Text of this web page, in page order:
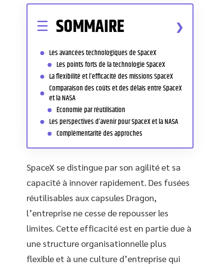
SOMMAIRE
Les avancées technologiques de SpaceX
Les points forts de la technologie SpaceX
La flexibilité et l’efficacité des missions SpaceX
Comparaison des coûts et des délais entre SpaceX
et la NASA
Économie par réutilisation
Les perspectives d’avenir pour SpaceX et la NASA
Complémentarité des approches
SpaceX se distingue par son agilité et sa
capacité à innover rapidement. Des fusées
réutilisables aux capsules Dragon,
l’entreprise ne cesse de repousser les
limites. Cette efficacité est en partie due à
une structure organisationnelle plus
flexible et à une culture d’entreprise qui